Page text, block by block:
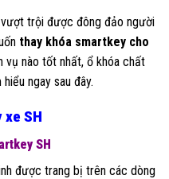
trội được đông đảo người
thay khóa smartkey cho
nào tốt nhất, ổ khóa chất
ngay sau đây.
xe SH
SH
được trang bị trên các dòng